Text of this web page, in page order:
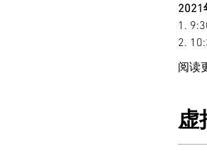
2021
1.
2.
阅读
虚